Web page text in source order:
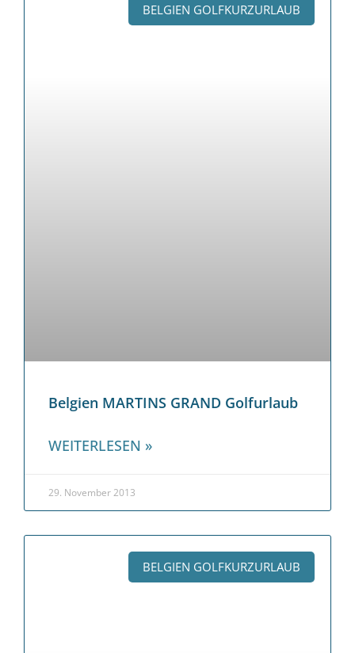
BELGIEN GOLFKURZURLAUB
Belgien MARTINS GRAND Golfurlaub
WEITERLESEN »
29. November 2013
BELGIEN GOLFKURZURLAUB